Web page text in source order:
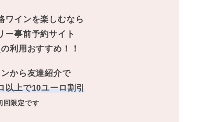
ワインを楽しむなら
ー事前予約サイト
の利用おすすめ！！
から友達紹介で
以上で10ユーロ割引
限定です